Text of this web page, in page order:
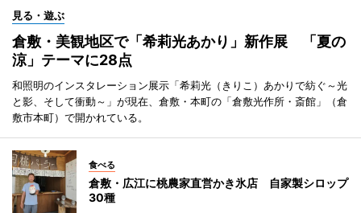
見る・遊ぶ
倉敷・美観地区で「希莉光あかり」新作展 「夏の
涼」テーマに28点
和照明のインスタレーション展示「希莉光（きりこ）あかりで紡ぐ～光
と影、そして衝動～」が現在、倉敷・本町の「倉敷光作所・斎館」（倉
敷市本町）で開かれている。
食べる
倉敷・広江に桃農家直営かき氷店 自家製シロップ
30種